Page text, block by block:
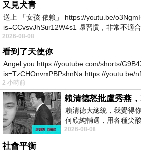
又見犬青
送上 「女孩 依賴」 https://youtu.be/
is=CCvsvJhSur12W4s1 壞習慣，非常不適
我害怕的
2026-08-08
看到了天使你
Angel you https://youtube.com/shorts/
is=TzCHOnvmPBPshnNa https://youtu.be/
2 小時前
賴清德怒批盧秀燕
賴清德大總統，我覺得
何欣純輔選，用各種尖
罵她施政滿意度輸給陳
2026-08-08
社會平衡